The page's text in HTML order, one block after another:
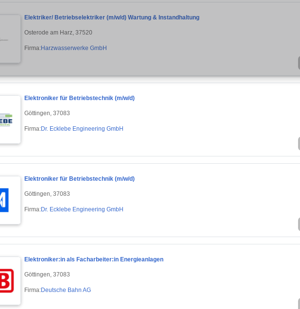
Elektriker/ Betriebselektriker (m/w/d) Wartung & Instandhaltung
Osterode am Harz, 37520
Firma:Harzwasserwerke GmbH
Elektroniker für Betriebstechnik (m/w/d)
Göttingen, 37083
Firma:Dr. Ecklebe Engineering GmbH
Elektroniker für Betriebstechnik (m/w/d)
Göttingen, 37083
Firma:Dr. Ecklebe Engineering GmbH
Elektroniker:in als Facharbeiter:in Energieanlagen
Göttingen, 37083
Firma:Deutsche Bahn AG